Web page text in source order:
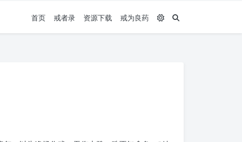
首页 戒者录 资源下载 戒为良药